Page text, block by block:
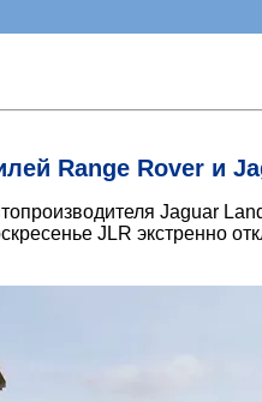
Range Rover и
Jaguar
JLR экстренно